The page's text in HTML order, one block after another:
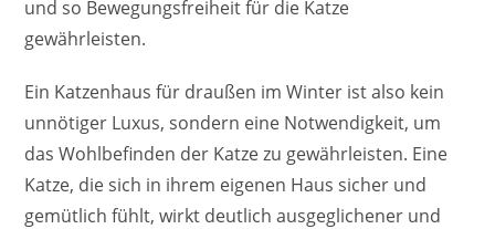
und so Bewegungsfreiheit für die Katze
gewährleisten.
Ein Katzenhaus für draußen im Winter ist also kein
unnötiger Luxus, sondern eine Notwendigkeit, um
das Wohlbefinden der Katze zu gewährleisten. Eine
Katze, die sich in ihrem eigenen Haus sicher und
gemütlich fühlt, wirkt deutlich ausgeglichener und